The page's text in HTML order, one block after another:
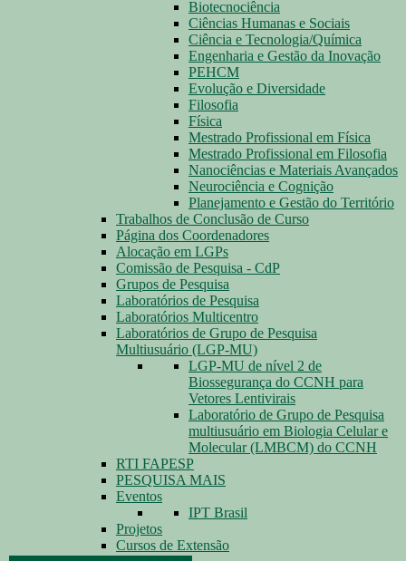
Biotecnociência
Ciências Humanas e Sociais
Ciência e Tecnologia/Química
Engenharia e Gestão da Inovação
PEHCM
Evolução e Diversidade
Filosofia
Física
Mestrado Profissional em Física
Mestrado Profissional em Filosofia
Nanociências e Materiais Avançados
Neurociência e Cognição
Planejamento e Gestão do Território
Trabalhos de Conclusão de Curso
Página dos Coordenadores
Alocação em LGPs
Comissão de Pesquisa - CdP
Grupos de Pesquisa
Laboratórios de Pesquisa
Laboratórios Multicentro
Laboratórios de Grupo de Pesquisa
Multiusuário (LGP-MU)
LGP-MU de nível 2 de
Biossegurança do CCNH para
Vetores Lentivirais
Laboratório de Grupo de Pesquisa
multiusuário em Biologia Celular e
Molecular (LMBCM) do CCNH
RTI FAPESP
PESQUISA MAIS
Eventos
IPT Brasil
Projetos
Cursos de Extensão